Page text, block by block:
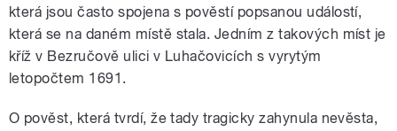
která jsou často spojena s pověstí popsanou událostí,
která se na daném místě stala. Jedním z takových míst je
kříž v Bezručově ulici v Luhačovicích s vyrytým
letopočtem 1691.
O pověst, která tvrdí, že tady tragicky zahynula nevěsta,